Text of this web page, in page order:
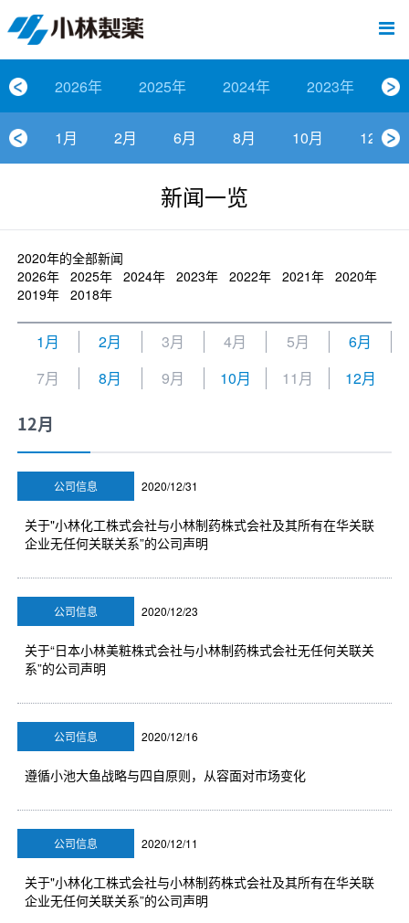
至
容
2026年 2025年 2024年 2023年
1月 2月 6月 8月 10月 12月
新闻一览
2020年的全部新闻
2026年
2025年 2024年 2023年 2022年 2021年
2020年
2019年
2018年
1月 2月 3月 4月 5月
6月
7月
8月 9月 10月 11月 12月
12月
公司信息 2020/12/31
关于"小林化工株式会社与小林制药株式会社及其所有在华关联
企业无任何关联关系”的公司声明
公司信息 2020/12/23
关于“日本小林美粧株式会社与小林制药株式会社无任何关联关
系”的公司声明
公司信息 2020/12/16
遵循小池大鱼战略与四自原则，从容面对市场变化
公司信息 2020/12/11
关于"小林化工株式会社与小林制药株式会社及其所有在华关联
企业无任何关联关系”的公司声明
公司简介
董事长寄语
独特的企业模式
人才方针
公司沿革
国内主要据点
产品展示
按品类
按品牌
按烦恼
炎热对策
发热对策
厕所/马桶异味
房间异味·芳香
管道异味·清洁
清洁消毒
口腔护理
其他烦恼
寒冷对策
暖手暖脚
生理期
炎热对策
发热对策
家庭清洁
马桶清洁（便器用）
排水管清洁
清洁纸
厕所/马桶异味
厕所消臭
即时消臭
房间异味·芳香
宠物消臭
无味消臭
房间芳香
管道异味·清洁
管道异味·清洁
清洁消毒
口腔消毒
清洁纸
口腔护理
其他烦恼
按品类
退热贴
芳香·消臭剂
洗净用品
消毒品
口腔护理
暖手暖脚系列
生理期系列
退热贴
儿童用
成人用
芳香·消臭剂
房间用
宠物用
鞋柜用
个人护理
清凉降温
安睡
洗净用品
管道清洁
家居用品清洁
消毒品
口腔消毒
口腔护理
按品牌
无香空间
洗净丸
安睡
洁内宝
刻立洁
冰宝贴
冰醒舒
波乐清
创护宁
暖宝宝
Sawaday小林消臭元
新闻中心
2025
2024
2022
2021
2020
2019
2018